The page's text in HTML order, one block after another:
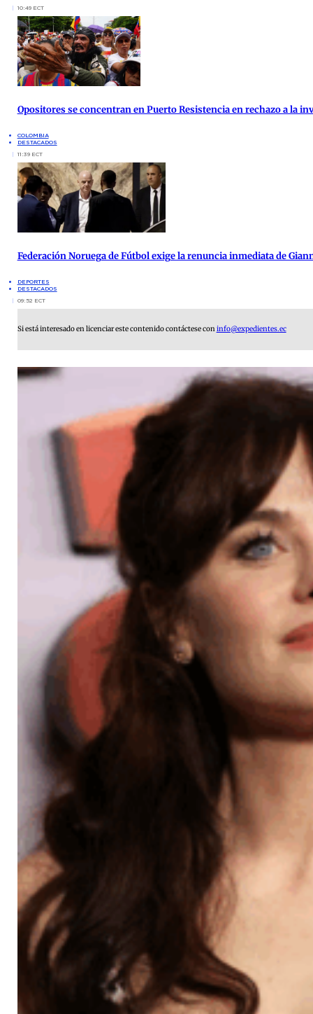
10:49 ECT
Opositores se concentran en Puerto Resistencia en rechazo a la
COLOMBIA
DESTACADOS
11:39 ECT
Federación Noruega de Fútbol exige la renuncia inmediata de
DEPORTES
DESTACADOS
09:52 ECT
Si está interesado en licenciar este contenido contáctese coninfo@expedientes.ec